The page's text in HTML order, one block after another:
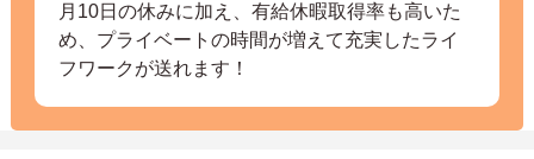
月10日の休みに加え、有給休暇取得率も高いた
め、プライベートの時間が増えて充実したライ
フワークが送れます！